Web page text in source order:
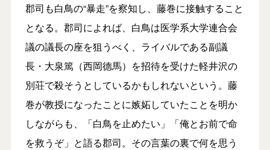
郡司も白鳥の“暴走”を察知し、藤巻に接触すること
となる。郡司によれば、白鳥は医学系大学連合会
議の議長の座を狙うべく、ライバルである副議
長・大泉篤（西岡德馬）を招待を受けた軽井沢の
別荘で殺そうとしているかもしれないという。藤
巻が教授になったことに嫉妬していたことを明か
しながらも、「白鳥を止めたい」「俺とお前で命
を救うぞ」と語る郡司。その言葉の裏で何を思う